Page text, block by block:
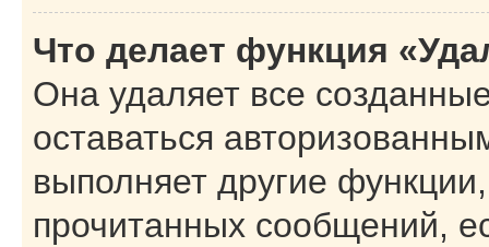
Что делает функция
Она удаляет все
оставаться
выполняет другие
прочитанных сообщений,